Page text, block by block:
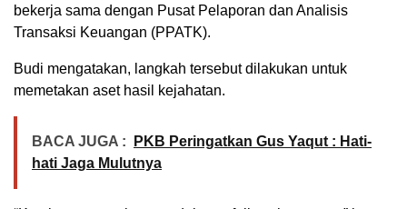
bekerja sama dengan Pusat Pelaporan dan Analisis
Transaksi Keuangan (PPATK).
Budi mengatakan, langkah tersebut dilakukan untuk
memetakan aset hasil kejahatan.
BACA JUGA :
PKB Peringatkan Gus Yaqut : Hati-
hati Jaga Mulutnya